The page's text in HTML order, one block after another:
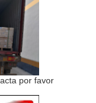
por favor